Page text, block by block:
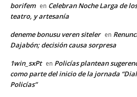
borifem en Celebran Noche Larga de
teatro, y artesanía
deneme bonusu veren siteler en
Dajabón; decisión causa sorpresa
1win_sxPt en Policías plantean
como parte del inicio de la jornada
Policías”